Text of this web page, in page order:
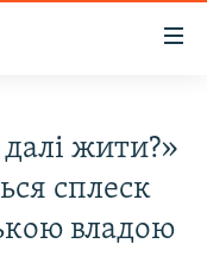
жити?»
сплеск
владою